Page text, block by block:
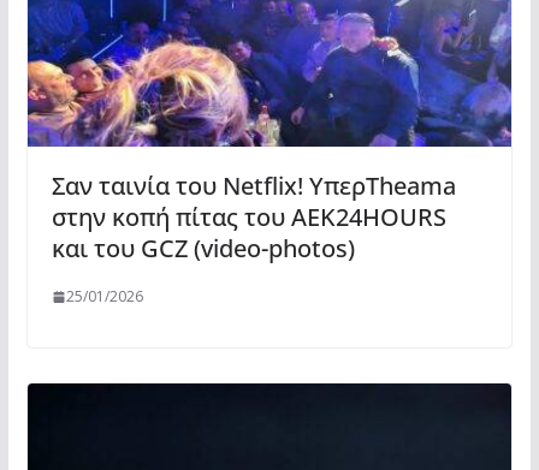
Σαν ταινία του Netflix! ΥπερTheama
στην κοπή πίτας του AEK24HOURS
και του GCZ (video-photos)
25/01/2026